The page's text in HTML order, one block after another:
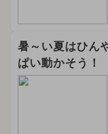
暑～い夏はひん
ぱい動かそう！